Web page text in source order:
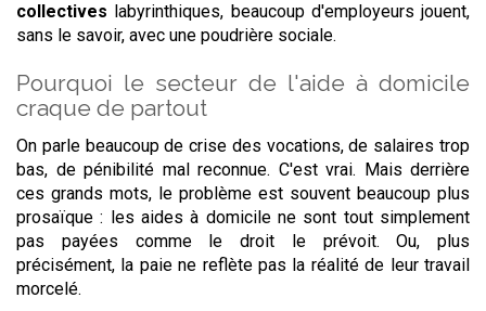
collectives labyrinthiques, beaucoup d'employeurs jouent,
sans le savoir, avec une poudrière sociale.
Pourquoi le secteur de l'aide à domicile
craque de partout
On parle beaucoup de crise des vocations, de salaires trop
bas, de pénibilité mal reconnue. C'est vrai. Mais derrière
ces grands mots, le problème est souvent beaucoup plus
prosaïque : les aides à domicile ne sont tout simplement
pas payées comme le droit le prévoit. Ou, plus
précisément, la paie ne reflète pas la réalité de leur travail
morcelé.